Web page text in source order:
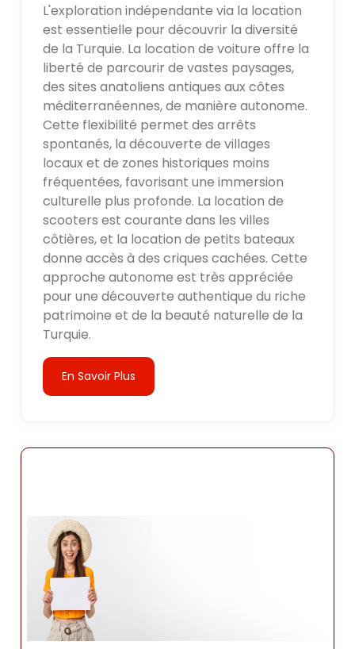
L'exploration indépendante via la location
est essentielle pour découvrir la diversité
de la Turquie. La location de voiture offre la
liberté de parcourir de vastes paysages,
des sites anatoliens antiques aux côtes
méditerranéennes, de manière autonome.
Cette flexibilité permet des arrêts
spontanés, la découverte de villages
locaux et de zones historiques moins
fréquentées, favorisant une immersion
culturelle plus profonde. La location de
scooters est courante dans les villes
côtières, et la location de petits bateaux
donne accès à des criques cachées. Cette
approche autonome est très appréciée
pour une découverte authentique du riche
patrimoine et de la beauté naturelle de la
Turquie.
En Savoir Plus